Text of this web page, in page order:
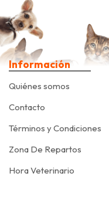
Información
Quiénes somos
Contacto
Términos y Condiciones
Zona De Repartos
Hora Veterinario